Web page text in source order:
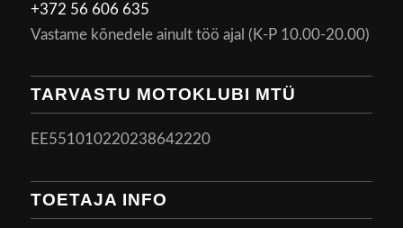
+372 56 606 635
Vastame kõnedele ainult töö ajal (K-P 10.00-20.00)
TARVASTU MOTOKLUBI MTÜ
EE551010220238642220
TOETAJA INFO